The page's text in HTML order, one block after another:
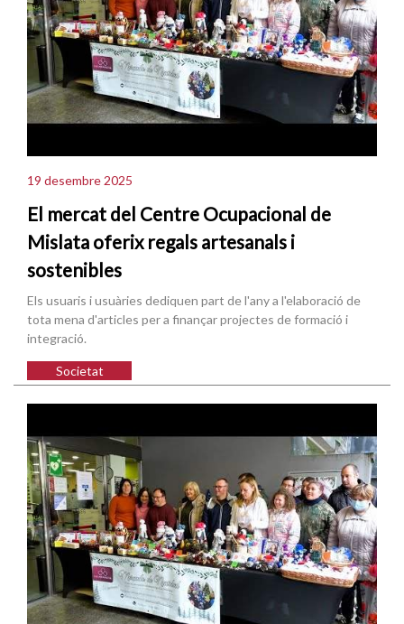
19 desembre 2025
El mercat del Centre Ocupacional de
Mislata oferix regals artesanals i
sostenibles
Els usuaris i usuàries dediquen part de l'any a l'elaboració de
tota mena d'articles per a finançar projectes de formació i
integració.
Societat